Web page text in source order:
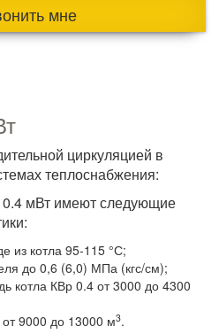
мне
циркуляцией в
теплоснабжения:
мВт имеют следующие
из котла 95-115 °С;
до 0,6 (6,0) МПа (кгс/см);
котла КВр 0.4 от 3000 до 4300
9000 до 13000 м3.